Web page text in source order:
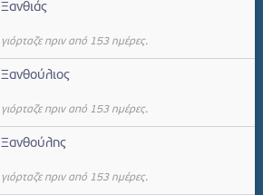
Ξανθιάς
γιόρταζε πριν από 153 ημέρες.
Ξανθούλιος
γιόρταζε πριν από 153 ημέρες.
Ξανθούλης
γιόρταζε πριν από 153 ημέρες.